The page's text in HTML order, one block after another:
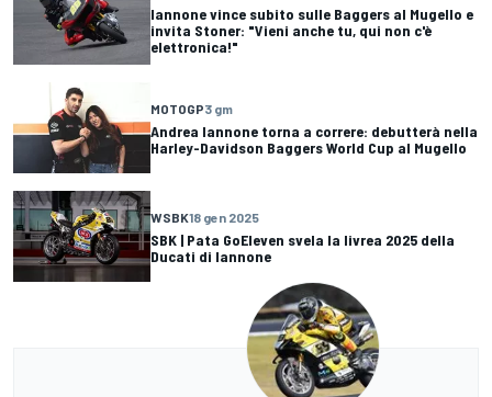
Iannone vince subito sulle Baggers al Mugello e
invita Stoner: "Vieni anche tu, qui non c'è
elettronica!"
MOTOGP3 gm
Andrea Iannone torna a correre: debutterà nella
Harley-Davidson Baggers World Cup al Mugello
WSBK18 gen 2025
SBK | Pata GoEleven svela la livrea 2025 della
Ducati di Iannone